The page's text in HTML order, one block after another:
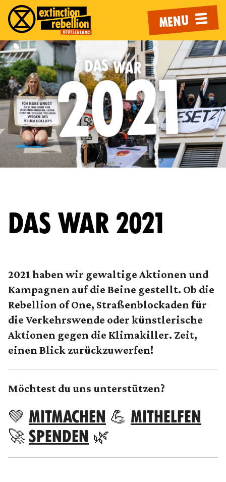
MENU
DAS WAR 2021
2021 haben wir gewaltige Aktionen und
Kampagnen auf die Beine gestellt. Ob die
Rebellion of One, Straßenblockaden für
die Verkehrswende oder künstlerische
Aktionen gegen die Klimakiller. Zeit,
einen Blick zurückzuwerfen!
Möchtest du uns unterstützen?
💚 MITMACHEN 💪 MITHELFEN
🚀 SPENDEN 🌿